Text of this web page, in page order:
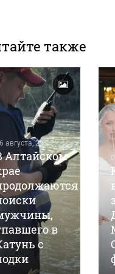
также
августа, 22:12
Алтайском
в
с